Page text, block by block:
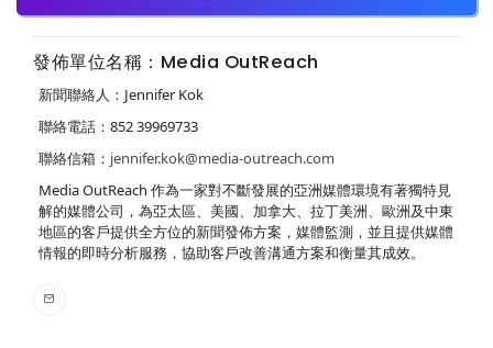
發佈單位名稱：Media OutReach
新聞聯絡人：Jennifer Kok
聯絡電話：852 39969733
聯絡信箱： jennifer.kok@media-outreach.com
Media OutReach 作為一家對不斷發展的亞洲媒體環境有著獨特見
解的媒體公司，為亞太區、美國、加拿大、拉丁美洲、歐洲及中東
地區的客戶提供全方位的新聞發佈方案，媒體監測，並且提供媒體
情報的即時分析服務，協助客戶改善溝通方案和衡量其成效。